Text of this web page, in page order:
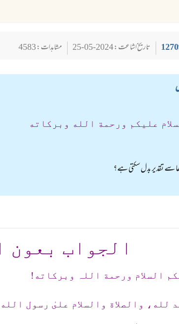
تاریخ اشاعت : 2024-05-25 مشاہدات : 4583
عليكم ورحمة الله وبركاته
سے تقدیر بدل سکتی ہے؟
الجواب بعون
السلام ورحمة اللہ وبرکاته!
لله، والصلاة والسلام علىٰ رسول